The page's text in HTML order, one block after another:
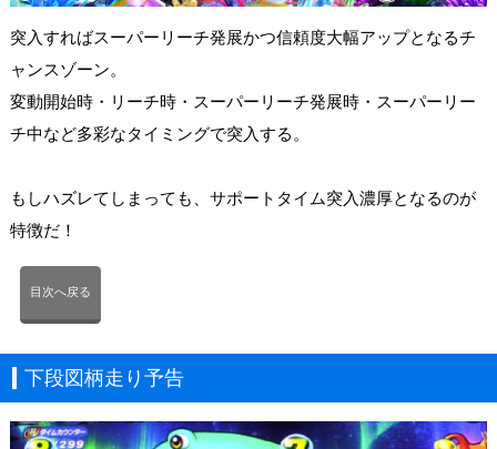
突入すればスーパーリーチ発展かつ信頼度大幅アップとなるチ
ャンスゾーン。
変動開始時・リーチ時・スーパーリーチ発展時・スーパーリー
チ中など多彩なタイミングで突入する。
もしハズレてしまっても、サポートタイム突入濃厚となるのが
特徴だ！
目次へ戻る
下段図柄走り予告